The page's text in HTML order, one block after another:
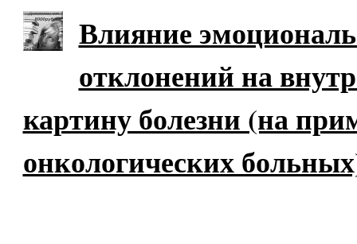
Влияние
отклонений на
картину болезни (на
онкологических